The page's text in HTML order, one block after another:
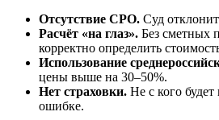
Отсутствие СРО. Суд
Расчёт «на глаз». Без сметных
корректно определить
Использование
цены выше на 30–50%.
Нет страховки. Не с кого
ошибке.